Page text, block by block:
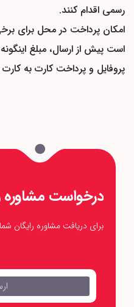
رسمی اقدام کنند.
امکان پرداخت در محل برای
است پیش از ارسال، مبلغ
پروفایل و پرداخت کارت به
درخواست مشاوره
برای دریافت مشاوره رایگان